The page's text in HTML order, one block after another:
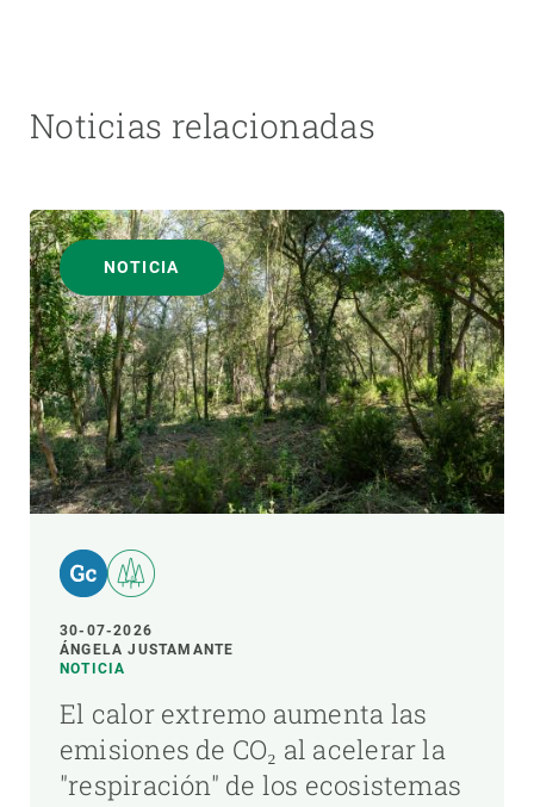
Noticias relacionadas
NOTICIA
30-07-2026
ÁNGELA JUSTAMANTE
NOTICIA
El calor extremo aumenta las
emisiones de CO₂ al acelerar la
"respiración" de los ecosistemas